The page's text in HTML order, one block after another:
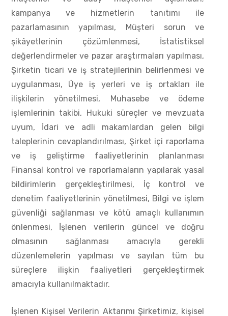
kampanya ve hizmetlerin tanıtımı ile
pazarlamasının yapılması, Müşteri sorun ve
şikâyetlerinin çözümlenmesi, İstatistiksel
değerlendirmeler ve pazar araştırmaları yapılması,
Şirketin ticari ve iş stratejilerinin belirlenmesi ve
uygulanması, Üye iş yerleri ve iş ortakları ile
ilişkilerin yönetilmesi, Muhasebe ve ödeme
işlemlerinin takibi, Hukuki süreçler ve mevzuata
uyum, İdari ve adli makamlardan gelen bilgi
taleplerinin cevaplandırılması, Şirket içi raporlama
ve iş geliştirme faaliyetlerinin planlanması
Finansal kontrol ve raporlamaların yapılarak yasal
bildirimlerin gerçekleştirilmesi, İç kontrol ve
denetim faaliyetlerinin yönetilmesi, Bilgi ve işlem
güvenliği sağlanması ve kötü amaçlı kullanımın
önlenmesi, İşlenen verilerin güncel ve doğru
olmasının sağlanması amacıyla gerekli
düzenlemelerin yapılması ve sayılan tüm bu
süreçlere ilişkin faaliyetleri gerçekleştirmek
amacıyla kullanılmaktadır.
İşlenen Kişisel Verilerin Aktarımı Şirketimiz, kişisel